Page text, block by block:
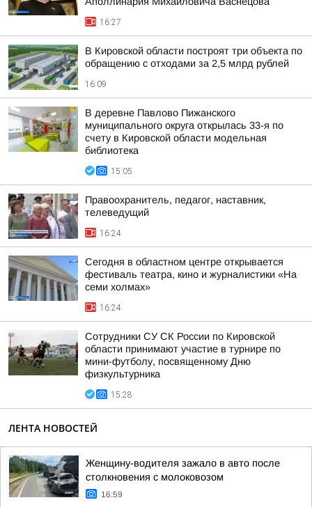
16:27
В Кировской области построят три объекта по
обращению с отходами за 2,5 млрд рублей
16:09
В деревне Павлово Пижанского
муниципального округа открылась 33-я по
счету в Кировской области модельная
библиотека
15:05
Правоохранитель, педагог, наставник,
телеведущий
16:24
Сегодня в областном центре открывается
фестиваль театра, кино и журналистики «На
семи холмах»
16:24
Сотрудники СУ СК России по Кировской
области принимают участие в турнире по
мини-футболу, посвященному Дню
физкультурника
15:28
ЛЕНТА НОВОСТЕЙ
Женщину-водителя зажало в авто после
столкновения с молоковозом
16:59